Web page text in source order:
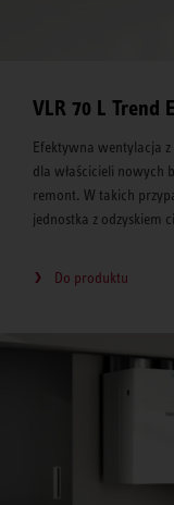
VLR 70 L Trend
Efektywna wentylacja
dla właścicieli nowych
remont. W takich
jednostka z odzyskiem
Do produktu